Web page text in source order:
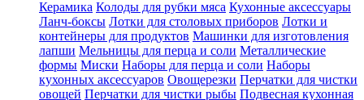
Керамика Колоды для рубки мяса Кухонные аксессуары
Ланч-боксы Лотки для столовых приборов Лотки и
контейнеры для продуктов Машинки для изготовления
лапши Мельницы для перца и соли Металлические
формы Миски Наборы для перца и соли Наборы
кухонных аксессуаров Овощерезки Перчатки для чистки
овощей Перчатки для чистки рыбы Подвесная кухонная